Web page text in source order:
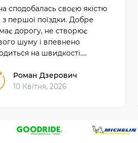
сподобалась своєю якістю
першої поїздки. Добре
дорогу, не створює
шуму і впевнено
на швидкості.
і на совість.
Роман Дзерович
10 Квітня, 2026